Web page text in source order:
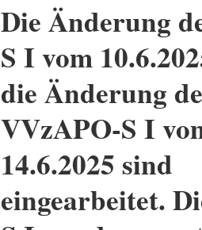
Die Änderung
S I vom
die Änderung
VVzAPO-S I
14.6.2025 sind
eingearbeitet.